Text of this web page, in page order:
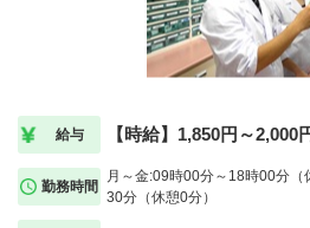
給与 【時給】1,850円～2,000
勤務時間
月～金:09時00分～18時00分
30分（休憩0分）